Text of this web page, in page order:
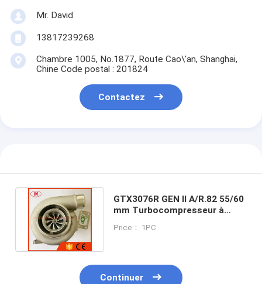
Mr. David
13817239268
Chambre 1005, No.1877, Route Cao\'an, Shanghai,
Chine Code postal : 201824
Contactez
GTX3076R GEN II A/R.82 55/60
mm Turbocompresseur à
Price： 1PC
Continuer